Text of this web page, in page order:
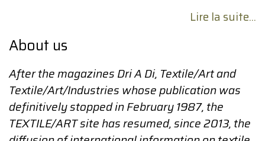
Lire la suite...
About us
After the magazines Dri A Di, Textile/Art and
Textile/Art/Industries whose publication was
definitively stopped in February 1987, the
TEXTILE/ART site has resumed, since 2013, the